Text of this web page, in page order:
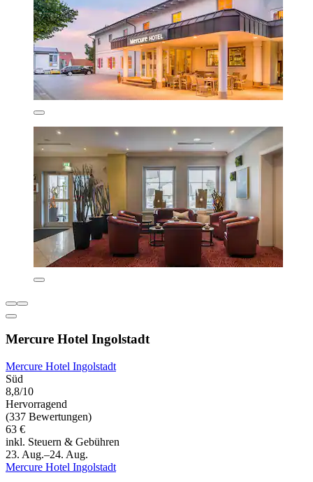
Mercure Hotel Ingolstadt
Mercure Hotel Ingolstadt
Süd
8,8/10
Hervorragend
(337 Bewertungen)
63 €
inkl. Steuern & Gebühren
23. Aug.–24. Aug.
Mercure Hotel Ingolstadt